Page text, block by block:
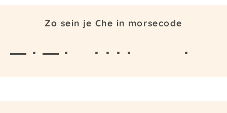
Zo sein je Che in morsecode
— · — · · · · · ·